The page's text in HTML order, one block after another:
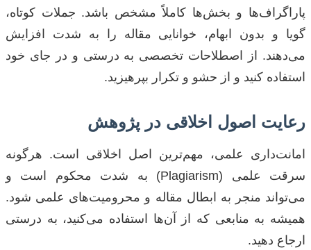
پاراگراف‌ها و بخش‌ها کاملاً مشخص باشد. جملات کوتاه،
گویا و بدون ابهام، خوانایی مقاله را به شدت افزایش
می‌دهند. از اصطلاحات تخصصی به درستی و در جای خود
استفاده کنید و از حشو و تکرار بپرهیزید.
رعایت اصول اخلاقی در پژوهش
امانت‌داری علمی، مهم‌ترین اصل اخلاقی است. هرگونه
سرقت علمی (Plagiarism) به شدت محکوم است و
می‌تواند منجر به ابطال مقاله و محرومیت‌های علمی شود.
همیشه به منابعی که از آن‌ها استفاده می‌کنید، به درستی
ارجاع دهید.